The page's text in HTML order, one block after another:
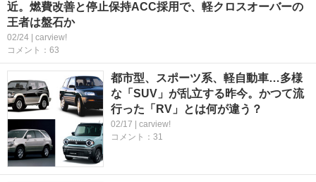
近。燃費改善と停止保持ACC採用で、軽クロスオーバーの
王者は盤石か
02/24 | carview!
コメント：63
都市型、スポーツ系、軽自動車…多様
な「SUV」が乱立する昨今。かつて流
行った「RV」とは何が違う？
02/17 | carview!
コメント：31